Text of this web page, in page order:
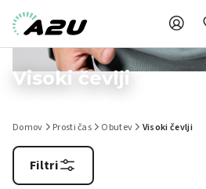
Visoki čevlji
Domov Prosti čas Obutev Visoki čevlji
Filtri